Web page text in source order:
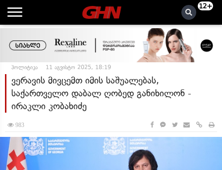
12+
პოლიტიკა 11 აგვისტო 2025, 18:19
ვერავის მივცემთ იმის საშუალებას,
საქართველო დაბალ ღობედ განიხილონ -
ირაკლი კობახიძე
983